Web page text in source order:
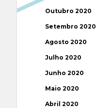
Outubro 2020
Setembro 2020
Agosto 2020
Julho 2020
Junho 2020
Maio 2020
Abril 2020